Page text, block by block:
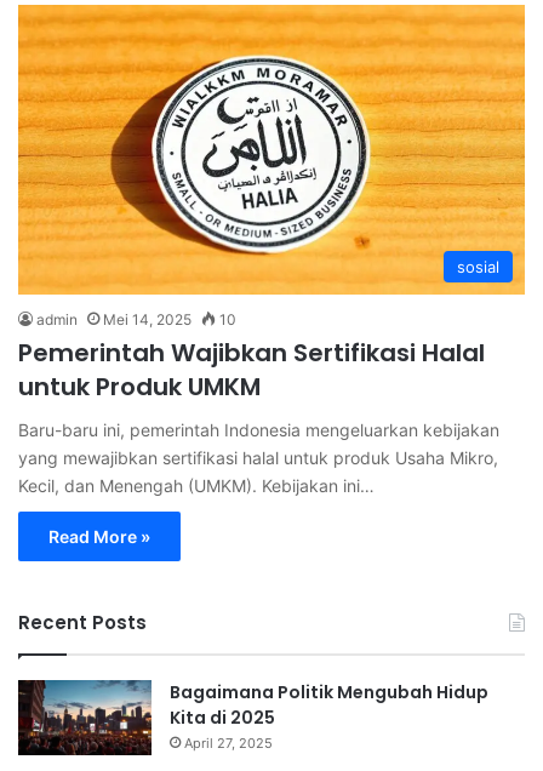
sosial
admin Mei 14, 2025 10
Pemerintah Wajibkan Sertifikasi Halal
untuk Produk UMKM
Baru-baru ini, pemerintah Indonesia mengeluarkan kebijakan
yang mewajibkan sertifikasi halal untuk produk Usaha Mikro,
Kecil, dan Menengah (UMKM). Kebijakan ini…
Read More »
Recent Posts
Bagaimana Politik Mengubah Hidup
Kita di 2025
April 27, 2025